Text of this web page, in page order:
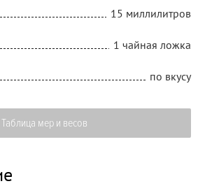
15 миллилитров
1 чайная ложка
по вкусу
Таблица мер и весов